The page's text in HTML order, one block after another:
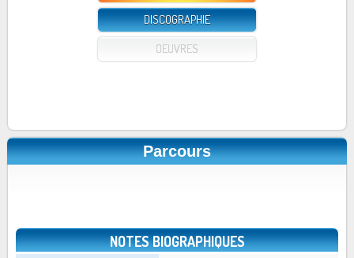
DISCOGRAPHIE
OEUVRES
Parcours
NOTES BIOGRAPHIQUES